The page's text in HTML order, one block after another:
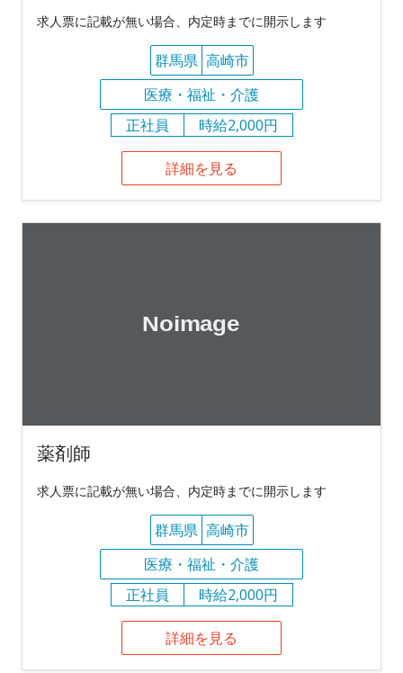
求人票に記載が無い場合、内定時までに開示します
群馬県 高崎市
医療・福祉・介護
正社員
時給2,000円
詳細を見る
薬剤師
求人票に記載が無い場合、内定時までに開示します
群馬県 高崎市
医療・福祉・介護
正社員
時給2,000円
詳細を見る